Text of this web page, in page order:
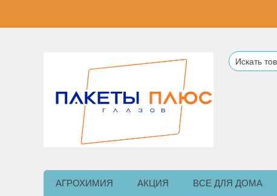
АГРОХИМИЯ АКЦИЯ ВСЕ ДЛЯ ДОМА